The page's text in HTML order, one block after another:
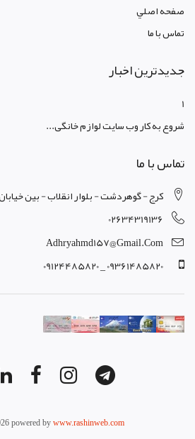
صفحه اصلي
تماس با ما
جدیدترین اخبار
1
شروع به کار وب سایت لوازم خانگی...
تماس با ما
کرج - گوهردشت - بلوار انقلاب - بین خیابان 7و8 - لوازم خانگی
02634319136
Adhryahmd157@gmail.com
09361485820 _ 09124485820
powered by www.rashinweb.com